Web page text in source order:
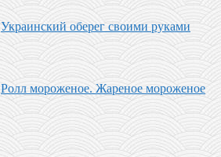
Украинский оберег своими руками
Ролл мороженое‬. Жареное мороженое